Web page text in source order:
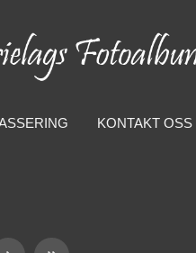
KONTAKT OSS